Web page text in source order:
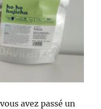
avez passé un